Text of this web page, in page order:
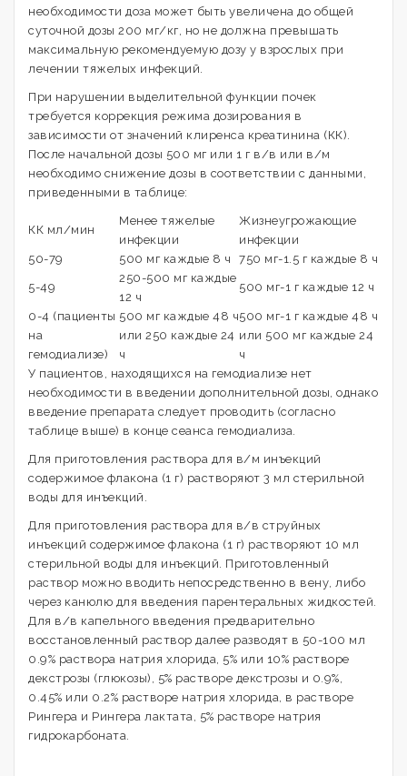
необходимости доза может быть увеличена до общей
суточной дозы 200 мг/кг, но не должна превышать
максимальную рекомендуемую дозу у взрослых при
лечении тяжелых инфекций.
При нарушении выделительной функции почек
требуется коррекция режима дозирования в
зависимости от значений клиренса креатинина (КК).
После начальной дозы 500 мг или 1 г в/в или в/м
необходимо снижение дозы в соответствии с данными,
приведенными в таблице:
КК мл/мин
Менее тяжелые
инфекции
Жизнеугрожающие
инфекции
50-79
500 мг каждые 8 ч 750 мг-1.5 г каждые 8 ч
5-49
250-500 мг каждые
12 ч
500 мг-1 г каждые 12 ч
0-4 (пациенты
на
гемодиализе)
500 мг каждые 48 ч
или 250 каждые 24
ч
500 мг-1 г каждые 48 ч
или 500 мг каждые 24
ч
У пациентов, находящихся на гемодиализе нет
необходимости в введении дополнительной дозы, однако
введение препарата следует проводить (согласно
таблице выше) в конце сеанса гемодиализа.
Для приготовления раствора для в/м инъекций
содержимое флакона (1 г) растворяют 3 мл стерильной
воды для инъекций.
Для приготовления раствора для в/в струйных
инъекций содержимое флакона (1 г) растворяют 10 мл
стерильной воды для инъекций. Приготовленный
раствор можно вводить непосредственно в вену, либо
через канюлю для введения парентеральных жидкостей.
Для в/в капельного введения предварительно
восстановленный раствор далее разводят в 50-100 мл
0.9% раствора натрия хлорида, 5% или 10% растворе
декстрозы (глюкозы), 5% растворе декстрозы и 0.9%,
0.45% или 0.2% растворе натрия хлорида, в растворе
Рингера и Рингера лактата, 5% растворе натрия
гидрокарбоната.